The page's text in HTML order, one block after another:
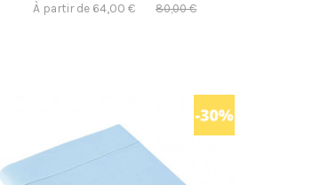
À partir de 64,00 € 80,00 €